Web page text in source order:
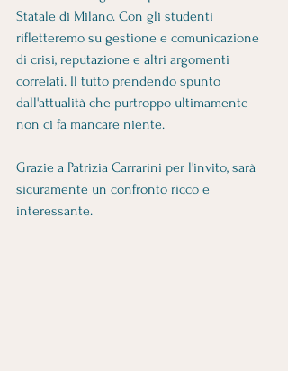
Statale di Milano. Con gli studenti
rifletteremo su gestione e comunicazione
di crisi, reputazione e altri argomenti
correlati. Il tutto prendendo spunto
dall'attualità che purtroppo ultimamente
non ci fa mancare niente.
Grazie a Patrizia Carrarini per l'invito, sarà
sicuramente un confronto ricco e
interessante.